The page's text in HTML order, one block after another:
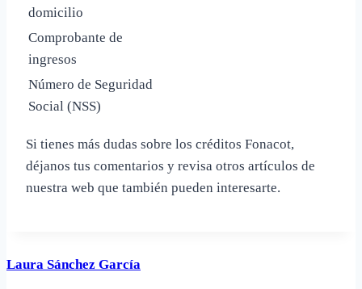
domicilio
Comprobante de
ingresos
Número de Seguridad
Social (NSS)
Si tienes más dudas sobre los créditos Fonacot,
déjanos tus comentarios y revisa otros artículos de
nuestra web que también pueden interesarte.
Laura Sánchez García